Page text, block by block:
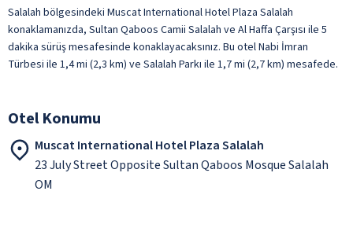
Salalah bölgesindeki Muscat International Hotel Plaza Salalah
konaklamanızda, Sultan Qaboos Camii Salalah ve Al Haffa Çarşısı ile 5
dakika sürüş mesafesinde konaklayacaksınız. Bu otel Nabi İmran
Türbesi ile 1,4 mi (2,3 km) ve Salalah Parkı ile 1,7 mi (2,7 km) mesafede.
Otel Konumu
Muscat International Hotel Plaza Salalah
23 July Street Opposite Sultan Qaboos Mosque Salalah
OM